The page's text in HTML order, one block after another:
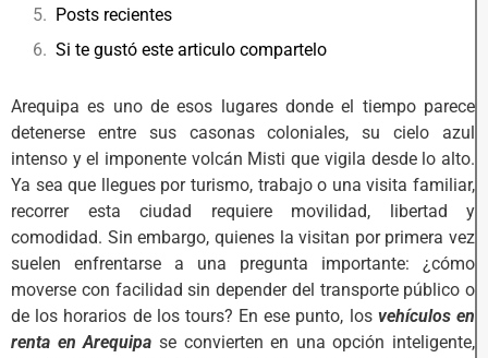
Posts recientes
Si te gustó este articulo compartelo
Arequipa es uno de esos lugares donde el tiempo parece
detenerse entre sus casonas coloniales, su cielo azul
intenso y el imponente volcán Misti que vigila desde lo alto.
Ya sea que llegues por turismo, trabajo o una visita familiar,
recorrer esta ciudad requiere movilidad, libertad y
comodidad. Sin embargo, quienes la visitan por primera vez
suelen enfrentarse a una pregunta importante: ¿cómo
moverse con facilidad sin depender del transporte público o
de los horarios de los tours? En ese punto, los vehículos en
renta en Arequipa se convierten en una opción inteligente,